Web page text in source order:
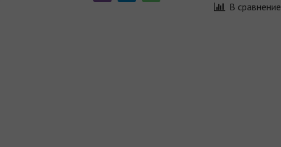
В сравнение